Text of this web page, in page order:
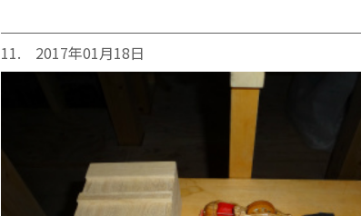
11. 2017年01月18日